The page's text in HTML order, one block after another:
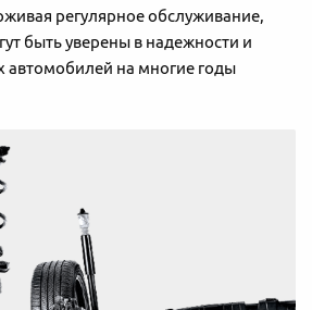
регулярное обслуживание,
быть уверены в надежности и
автомобилей на многие годы